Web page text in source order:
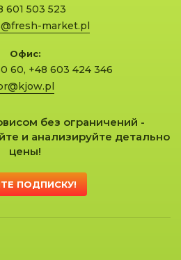
601 503 523
market.pl
Офис:
60, +48 603 424 346
без ограничений -
и анализируйте детально
цены!
ПОДПИСКУ!